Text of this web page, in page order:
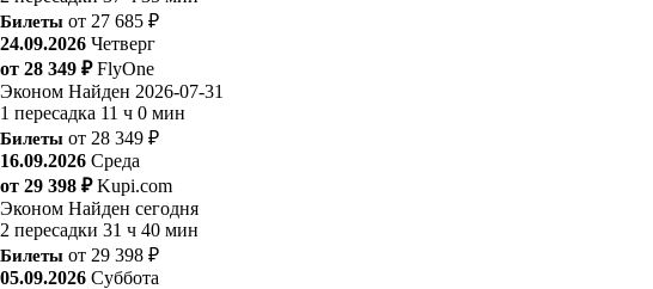
Билеты от 27 685 ₽
24.09.2026 Четверг
от 28 349 ₽ FlyOne
Эконом Найден 2026-07-31
1 пересадка 11 ч 0 мин
Билеты от 28 349 ₽
16.09.2026 Среда
от 29 398 ₽ Kupi.com
Эконом Найден сегодня
2 пересадки 31 ч 40 мин
Билеты от 29 398 ₽
05.09.2026 Суббота